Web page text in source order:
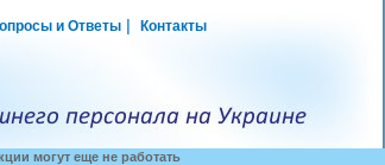
и Ответы Контакты
могут еще не работать